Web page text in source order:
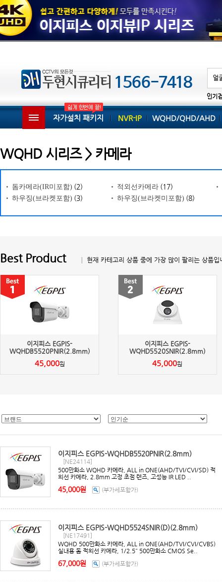
인기
자가설치 패키지 NVR-IP WQHD/QHD/AHD
WQHD 시리즈 > 카메라
돔카메라(IR미포함) (2) 적외선카메라 (17)
하우징(브라켓포함) (3) 하우징(브라켓미포함) (8)
Best Product │ 현재 카테고리 상품 중에 가장 많이 팔리는 상품입
이지피스 EGPIS-
WQHDB5520PNIR(2.8mm)
45,000원
이지피스 EGPIS-
WQHD5520SNIR(2.8mm)
45,000원
이지피스 EGPIS-WQHDB5520PNIR(2.8mm)
[NE24114]
500만화소 WQHD 카메라, ALL in ONE(AHD/TVI/CVI/SD) 적
외선 카메라, 2.8mm 고정 초점 렌즈, 고성능 IR LED ..
45,000원 (부가세포함가)
이지피스 EGPIS-WQHD5524SNIR(D)(2.8mm)
[NE17491]
WQHD 500만화소 카메라, ALL in ONE(AHD/TVI/CVI/CVBS)
실내용 돔 적외선 카메라, 1/2.5" 500만화소 CMOS Se..
67,000원 (부가세포함가)